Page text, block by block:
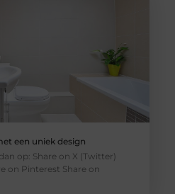
een uniek design
op: Share on X (Twitter)
on Pinterest Share on